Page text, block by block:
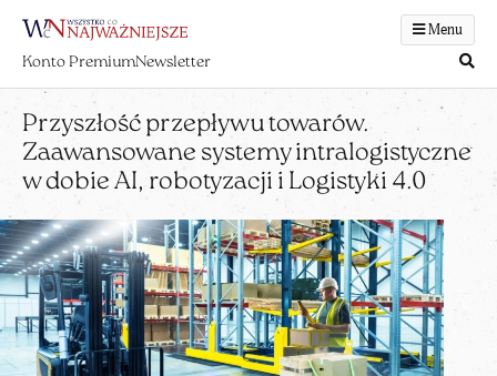
Menu
Konto PremiumNewsletter
Przyszłość przepływu towarów.
Zaawansowane systemy intralogistyczne
w dobie AI, robotyzacji i Logistyki 4.0